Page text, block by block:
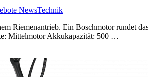
NewsTechnik
Riemenantrieb. Ein Boschmotor rundet
Mittelmotor Akkukapazität: 500 …